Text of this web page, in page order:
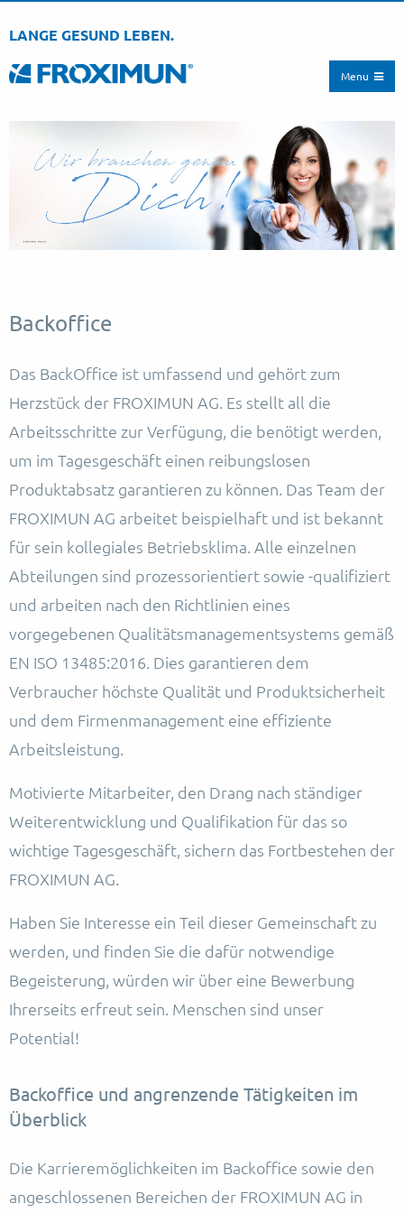
LANGE GESUND LEBEN.
Menu
Backoffice
Das BackOffice ist umfassend und gehört zum
Herzstück der FROXIMUN AG. Es stellt all die
Arbeitsschritte zur Verfügung, die benötigt werden,
um im Tagesgeschäft einen reibungslosen
Produktabsatz garantieren zu können. Das Team der
FROXIMUN AG arbeitet beispielhaft und ist bekannt
für sein kollegiales Betriebsklima. Alle einzelnen
Abteilungen sind prozessorientiert sowie -qualifiziert
und arbeiten nach den Richtlinien eines
vorgegebenen Qualitätsmanagementsystems gemäß
EN ISO 13485:2016. Dies garantieren dem
Verbraucher höchste Qualität und Produktsicherheit
und dem Firmenmanagement eine effiziente
Arbeitsleistung.
Motivierte Mitarbeiter, den Drang nach ständiger
Weiterentwicklung und Qualifikation für das so
wichtige Tagesgeschäft, sichern das Fortbestehen der
FROXIMUN AG.
Haben Sie Interesse ein Teil dieser Gemeinschaft zu
werden, und finden Sie die dafür notwendige
Begeisterung, würden wir über eine Bewerbung
Ihrerseits erfreut sein. Menschen sind unser
Potential!
Backoffice und angrenzende Tätigkeiten im
Überblick
Die Karrieremöglichkeiten im Backoffice sowie den
angeschlossenen Bereichen der FROXIMUN AG in